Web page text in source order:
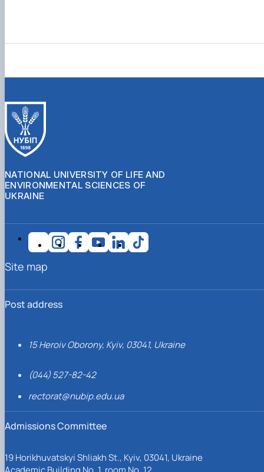
NATIONAL UNIVERSITY OF LIFE AND
ENVIRONMENTAL SCIENCES OF
UKRAINE
Post address
15 Heroiv Oborony, Kyiv, 03041, Ukraine
(044) 527-82-42
rectorat@nubip.edu.ua
Admissions Committee
19 Horikhuvatskyi Shliakh St., Kyiv, 03041, Ukraine
Site map